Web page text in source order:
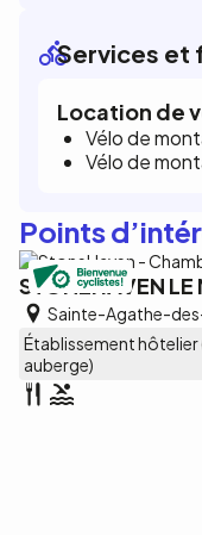
Services et
Location de
Vélo de
Vélo de
Points
STONEHAVEN LE
Sainte-Agathe-
Établissement hôtelier
auberge)